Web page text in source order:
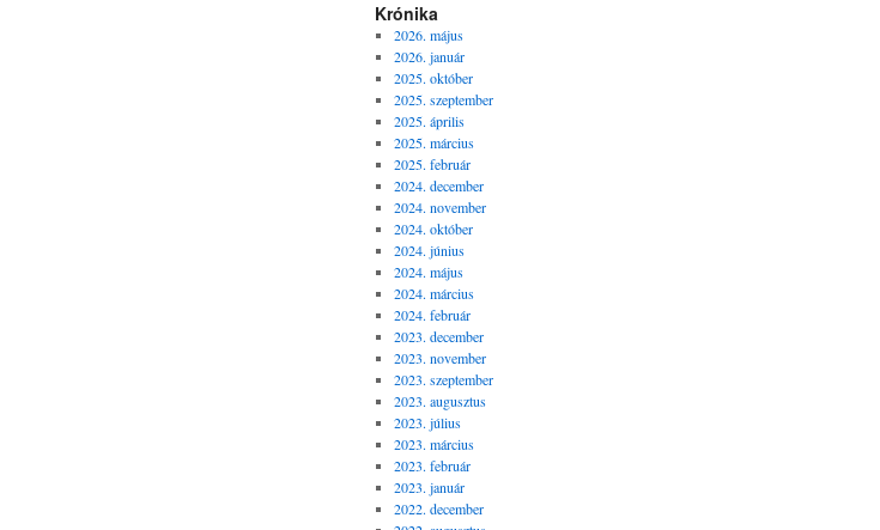
Krónika
2026. május
2026. január
2025. október
2025. szeptember
2025. április
2025. március
2025. február
2024. december
2024. november
2024. október
2024. június
2024. május
2024. március
2024. február
2023. december
2023. november
2023. szeptember
2023. augusztus
2023. július
2023. március
2023. február
2023. január
2022. december